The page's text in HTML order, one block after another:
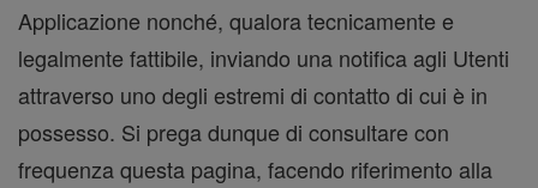
Applicazione nonché, qualora tecnicamente e
legalmente fattibile, inviando una notifica agli Utenti
attraverso uno degli estremi di contatto di cui è in
possesso. Si prega dunque di consultare con
frequenza questa pagina, facendo riferimento alla